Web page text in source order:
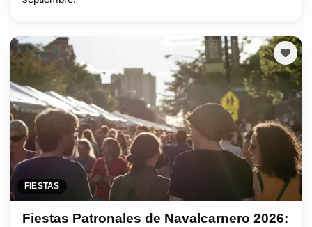
FIESTAS
Fiestas Patronales de Navalcarnero 2026: